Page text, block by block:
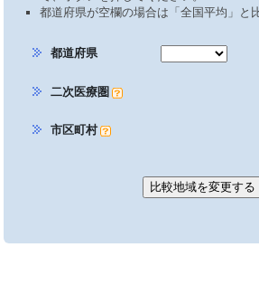
都道府県が空欄の場合は「全国平均」と
都道府県
二次医療圏
市区町村